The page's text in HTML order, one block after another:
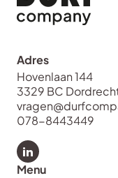
Adres
Hovenlaan 144
3329 BC
078-8443449
Bekijk LinkedIn van
Menu